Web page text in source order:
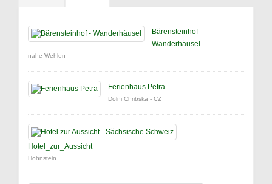
Bärensteinhof
Wanderhäusel
nahe Wehlen
Ferienhaus Petra
Dolni Chribska - CZ
Hotel_zur_Aussicht
Hohnstein